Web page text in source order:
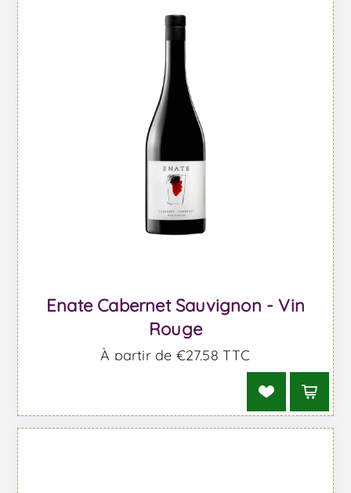
Enate Cabernet Sauvignon - Vin
Rouge
À partir de €27,58 TTC